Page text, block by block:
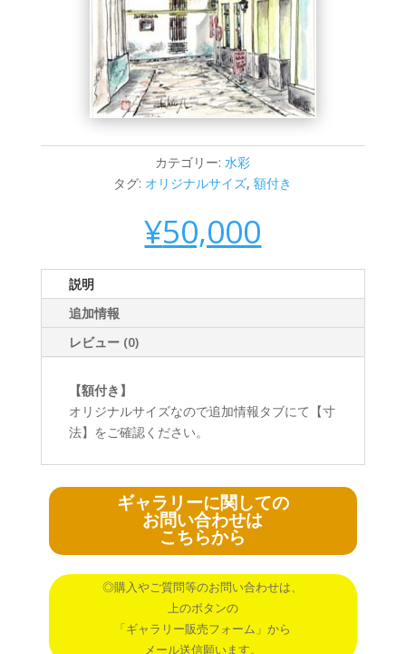
カテゴリー:水彩
タグ: オリジナルサイズ,額付き
¥50,000
説明
追加情報
レビュー (0)
【額付き】
オリジナルサイズなので追加情報タブにて【寸
法】をご確認ください。
ギャラリーに関しての
お問い合わせは
こちらから
◎購入やご質問等のお問い合わせは、
上のボタンの
「ギャラリー販売フォーム」から
メール送信願います。